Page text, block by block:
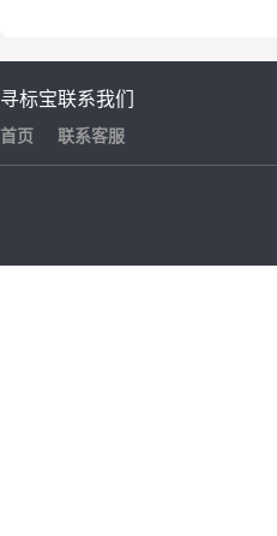
寻标宝
首页
联系我们
联系客服